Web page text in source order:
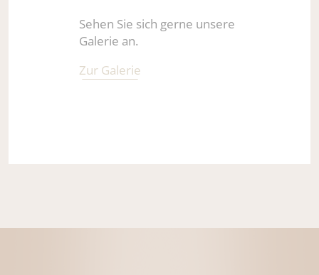
Sehen Sie sich gerne unsere
Galerie an.
Zur Galerie